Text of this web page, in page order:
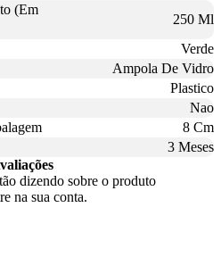
(Em
250 Ml
Verde
Ampola De Vidro
Plastico
Nao
8 Cm
3 Meses
dizendo sobre o produto
na sua conta.